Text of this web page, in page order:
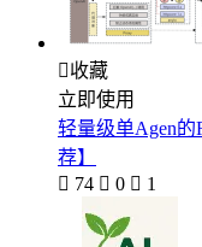
收藏
立即使用
轻量级单Agen的
荐】
 74  0  1